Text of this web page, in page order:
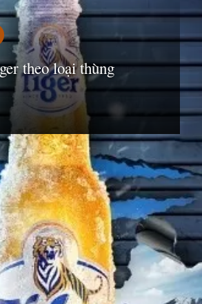
theo loại thùng